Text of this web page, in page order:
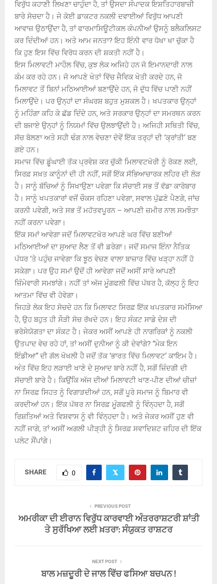
ਵਿਰੁੱਧ ਕਹਾਣੀ ਲਿਖਣਾ ਚਾਹੁੰਦਾ ਹੈ, ਤਾਂ ਉਸਦਾ ਸੰਪਾਦਕ ਇਸ਼ਤਿਹਾਰਬਾਜ਼ੀ
ਬਾਰੇ ਸੋਚਦਾ ਹੈ। ਜੇ ਕੋਈ ਡਾਕਟਰ ਨਕਲੀ ਦਵਾਈਆਂ ਵਿਰੁੱਧ ਆਪਣੀ
ਆਵਾਜ਼ ਉਠਾਉਂਦਾ ਹੈ, ਤਾਂ ਫਾਰਮਾਸਿਊਟੀਕਲ ਕੰਪਨੀਆਂ ਉਸਨੂੰ ਬਲੈਕਲਿਸਟ
ਕਰ ਦਿੰਦੀਆਂ ਹਨ। ਅਤੇ ਆਮ ਜਨਤਾ? ਇਹ ਇੰਨੀ ਵਾਰ ਧੋਖਾ ਖਾ ਚੁੱਕਾ ਹੈ
ਕਿ ਹੁਣ ਇਸ ਵਿੱਚ ਵਿਰੋਧ ਕਰਨ ਦੀ ਸ਼ਕਤੀ ਨਹੀਂ ਹੈ।
ਇਸ ਮਿਲਾਵਟੀ ਮਾਹੌਲ ਵਿੱਚ, ਕੁਝ ਲੋਕ ਅਜਿਹੇ ਹਨ ਜੋ ਇਮਾਨਦਾਰੀ ਨਾਲ
ਕੰਮ ਕਰ ਰਹੇ ਹਨ। ਜੋ ਆਪਣੇ ਖੇਤਾਂ ਵਿੱਚ ਜੈਵਿਕ ਖੇਤੀ ਕਰਦੇ ਹਨ, ਜੋ
ਮਿਲਾਵਟ ਤੋਂ ਬਿਨਾਂ ਮਠਿਆਈਆਂ ਬਣਾਉਂਦੇ ਹਨ, ਜੋ ਦੁੱਧ ਵਿੱਚ ਪਾਣੀ ਨਹੀਂ
ਮਿਲਾਉਂਦੇ। ਪਰ ਉਨ੍ਹਾਂ ਦਾ ਸੰਘਰਸ਼ ਬਹੁਤ ਮੁਸ਼ਕਲ ਹੈ। ਖਪਤਕਾਰ ਉਨ੍ਹਾਂ
ਨੂੰ ਮਹਿੰਗਾ ਕਹਿ ਕੇ ਛੱਡ ਦਿੰਦੇ ਹਨ, ਅਤੇ ਸਰਕਾਰ ਉਨ੍ਹਾਂ ਦਾ ਸਮਰਥਨ ਕਰਨ
ਦੀ ਬਜਾਏ ਉਨ੍ਹਾਂ ਨੂੰ ਨਿਯਮਾਂ ਵਿੱਚ ਉਲਝਾਉਂਦੀ ਹੈ। ਅਜਿਹੀ ਸਥਿਤੀ ਵਿੱਚ,
ਸੱਚ ਬੋਲਣਾ ਅਤੇ ਸਹੀ ਢੰਗ ਨਾਲ ਵੇਚਣਾ ਦੋਵੇਂ ਇੱਕ ਤਰ੍ਹਾਂ ਦੀ ‘ਕ੍ਰਾਂਤੀ’ ਬਣ
ਗਏ ਹਨ।
ਸਮਾਜ ਵਿੱਚ ਡੂੰਘਾਈ ਤੱਕ ਪ੍ਰਵੇਸ਼ ਕਰ ਚੁੱਕੀ ਮਿਲਾਵਟਖੋਰੀ ਨੂੰ ਰੋਕਣ ਲਈ,
ਸਿਰਫ਼ ਸਖ਼ਤ ਕਾਨੂੰਨਾਂ ਦੀ ਹੀ ਨਹੀਂ, ਸਗੋਂ ਇੱਕ ਸੱਭਿਆਚਾਰਕ ਲਹਿਰ ਦੀ ਲੋੜ
ਹੈ। ਸਾਨੂੰ ਬੱਚਿਆਂ ਨੂੰ ਸਿਖਾਉਣਾ ਪਵੇਗਾ ਕਿ ਸੱਚਾਈ ਸਭ ਤੋਂ ਵੱਡਾ ਕਾਰੋਬਾਰ
ਹੈ। ਸਾਨੂੰ ਖਪਤਕਾਰਾਂ ਵਜੋਂ ਚੌਕਸ ਰਹਿਣਾ ਪਵੇਗਾ, ਸਵਾਲ ਪੁੱਛਣੇ ਪੈਣਗੇ, ਜਾਂਚ
ਕਰਨੀ ਪਵੇਗੀ, ਅਤੇ ਸਭ ਤੋਂ ਮਹੱਤਵਪੂਰਨ – ਆਪਣੀ ਜ਼ਮੀਰ ਨਾਲ ਸਮਝੌਤਾ
ਨਹੀਂ ਕਰਨਾ ਪਵੇਗਾ।
ਇੱਕ ਸਮਾਂ ਆਵੇਗਾ ਜਦੋਂ ਮਿਲਾਵਟਖੋਰ ਆਪਣੇ ਘਰ ਵਿੱਚ ਬਣੀਆਂ
ਮਠਿਆਈਆਂ ਦਾ ਸੁਆਦ ਲੈਣ ਤੋਂ ਵੀ ਡਰੇਗਾ। ਜਦੋਂ ਸਮਾਜ ਇੰਨਾ ਨੈਤਿਕ
ਪੱਧਰ ‘ਤੇ ਪਹੁੰਚ ਜਾਵੇਗਾ ਕਿ ਝੂਠ ਵੇਚਣ ਵਾਲਾ ਬਾਜ਼ਾਰ ਵਿੱਚ ਖੜ੍ਹਾ ਨਹੀਂ ਹੋ
ਸਕੇਗਾ। ਪਰ ਉਹ ਸਮਾਂ ਉਦੋਂ ਹੀ ਆਵੇਗਾ ਜਦੋਂ ਅਸੀਂ ਸਾਰੇ ਆਪਣੀ
ਜ਼ਿੰਮੇਵਾਰੀ ਸਮਝਾਂਗੇ। ਨਹੀਂ ਤਾਂ ਅੱਜ ਮੂੰਗਫਲੀ ਵਿੱਚ ਪੱਥਰ ਹੈ, ਕੱਲ੍ਹ ਨੂੰ ਇਹ
ਆਤਮਾ ਵਿੱਚ ਵੀ ਹੋਵੇਗਾ।
ਜਿਹੜੇ ਲੋਕ ਇਹ ਸੋਚਦੇ ਹਨ ਕਿ ਮਿਲਾਵਟ ਸਿਰਫ਼ ਇੱਕ ਖਪਤਕਾਰ ਸਮੱਸਿਆ
ਹੈ, ਉਹ ਬਹੁਤ ਹੀ ਸੌੜੀ ਸੋਚ ਰੱਖਦੇ ਹਨ। ਇਹ ਸੰਕਟ ਸਾਡੇ ਦੇਸ਼ ਦੀ
ਭਰੋਸੇਯੋਗਤਾ ਦਾ ਸੰਕਟ ਹੈ। ਜੇਕਰ ਅਸੀਂ ਆਪਣੇ ਹੀ ਨਾਗਰਿਕਾਂ ਨੂੰ ਨਕਲੀ
ਉਤਪਾਦ ਵੇਚ ਰਹੇ ਹਾਂ, ਤਾਂ ਅਸੀਂ ਦੁਨੀਆ ਨੂੰ ਕੀ ਦੇਵਾਂਗੇ? “ਮੇਕ ਇਨ
ਇੰਡੀਆ” ਦੀ ਗੱਲ ਖੋਖਲੀ ਹੈ ਜਦੋਂ ਤੱਕ ‘ਭਾਰਤ ਵਿੱਚ ਮਿਲਾਵਟ’ ਕਾਇਮ ਹੈ।
ਅੰਤ ਵਿੱਚ ਇਹ ਲੜਾਈ ਖਾਣੇ ਦੇ ਸੁਆਦ ਬਾਰੇ ਨਹੀਂ ਹੈ, ਸਗੋਂ ਜ਼ਿੰਦਗੀ ਦੀ
ਸੱਚਾਈ ਬਾਰੇ ਹੈ। ਕਿਉਂਕਿ ਅੱਜ ਦੀਆਂ ਮਿਲਾਵਟੀ ਖਾਣ-ਪੀਣ ਦੀਆਂ ਚੀਜ਼ਾਂ
ਨਾ ਸਿਰਫ਼ ਸਿਹਤ ਨੂੰ ਵਿਗਾੜਦੀਆਂ ਹਨ, ਸਗੋਂ ਪੂਰੇ ਸਮਾਜ ਨੂੰ ਬਿਮਾਰ ਵੀ
ਕਰਦੀਆਂ ਹਨ। ਇੱਕ ਪੱਥਰ ਨਾ ਸਿਰਫ਼ ਮੂੰਗਫਲੀ ਨੂੰ ਵਿੰਨ੍ਹਦਾ ਹੈ, ਸਗੋਂ
ਰਿਸ਼ਤਿਆਂ ਅਤੇ ਵਿਸ਼ਵਾਸ ਨੂੰ ਵੀ ਵਿੰਨ੍ਹਦਾ ਹੈ। ਅਤੇ ਜੇਕਰ ਅਸੀਂ ਹੁਣ ਵੀ
ਨਹੀਂ ਜਾਗੇ, ਤਾਂ ਅਸੀਂ ਅਗਲੀ ਪੀੜ੍ਹੀ ਨੂੰ ਸਿਰਫ਼ ਸਵਾਦਿਸ਼ਟ ਜ਼ਹਿਰ ਦੀ ਇੱਕ
ਪਲੇਟ ਸੌਂਪਾਂਗੇ।
SHARE 0
PREVIOUS POST
ਅਮਰੀਕਾ ਦੀ ਈਰਾਨ ਵਿਰੁੱਧ ਕਾਰਵਾਈ ਅੰਤਰਰਾਸ਼ਟਰੀ ਸ਼ਾਂਤੀ
ਤੇ ਸੁਰੱਖਿਆ ਲਈ ਖ਼ਤਰਾ: ਸੰਯੁਕਤ ਰਾਸ਼ਟਰ
NEXT POST
ਬਾਲ ਮਜ਼ਦੂਰੀ ਦੇ ਜਾਲ ਵਿੱਚ ਫਸਿਆ ਬਚਪਨ !